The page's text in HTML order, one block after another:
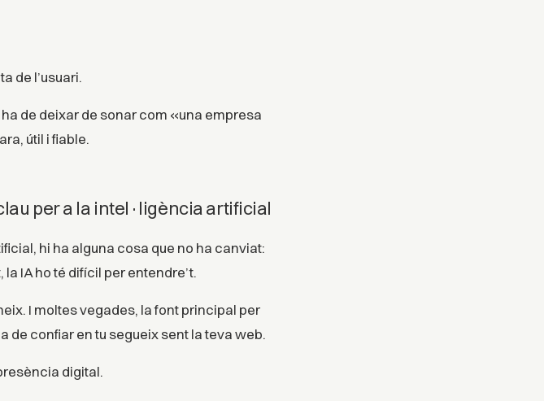
de l’usuari.
de deixar de sonar com «una empresa
útil i fiable.
per a la intel·ligència artificial
hi ha alguna cosa que no ha canviat:
IA ho té difícil per entendre’t.
I moltes vegades, la font principal per
de confiar en tu segueix sent la teva web.
digital.